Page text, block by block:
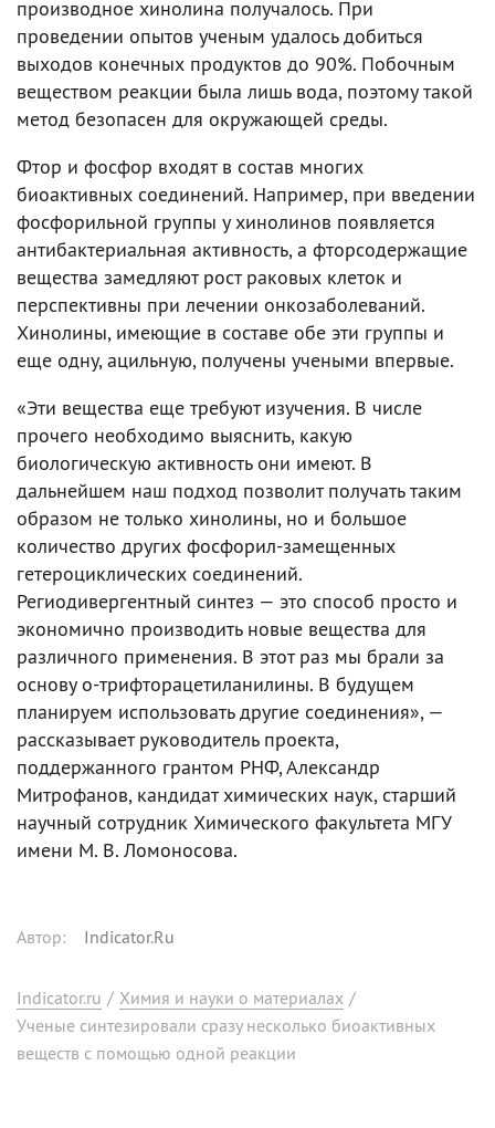
производное хинолина получалось. При
проведении опытов ученым удалось добиться
выходов конечных продуктов до 90%. Побочным
веществом реакции была лишь вода, поэтому такой
метод безопасен для окружающей среды.
Фтор и фосфор входят в состав многих
биоактивных соединений. Например, при введении
фосфорильной группы у хинолинов появляется
антибактериальная активность, а фторсодержащие
вещества замедляют рост раковых клеток и
перспективны при лечении онкозаболеваний.
Хинолины, имеющие в составе обе эти группы и
еще одну, ацильную, получены учеными впервые.
«Эти вещества еще требуют изучения. В числе
прочего необходимо выяснить, какую
биологическую активность они имеют. В
дальнейшем наш подход позволит получать таким
образом не только хинолины, но и большое
количество других фосфорил-замещенных
гетероциклических соединений.
Региодивергентный синтез — это способ просто и
экономично производить новые вещества для
различного применения. В этот раз мы брали за
основу о-трифторацетиланилины. В будущем
планируем использовать другие соединения», —
рассказывает руководитель проекта,
поддержанного грантом РНФ, Александр
Митрофанов, кандидат химических наук, старший
научный сотрудник Химического факультета МГУ
имени М. В. Ломоносова.
Автор: Indicator.Ru
Indicator.ru / Химия и науки о материалах /
Ученые синтезировали сразу несколько биоактивных
веществ с помощью одной реакции